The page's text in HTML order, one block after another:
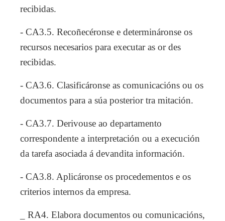
recibidas.
- CA3.5. Recoñecéronse e determináronse os
recursos necesarios para executar as or des
recibidas.
- CA3.6. Clasificáronse as comunicacións ou os
documentos para a súa posterior tra mitación.
- CA3.7. Derivouse ao departamento
correspondente a interpretación ou a execución
da tarefa asociada á devandita información.
- CA3.8. Aplicáronse os procedementos e os
criterios internos da empresa.
_ RA4. Elabora documentos ou comunicacións,